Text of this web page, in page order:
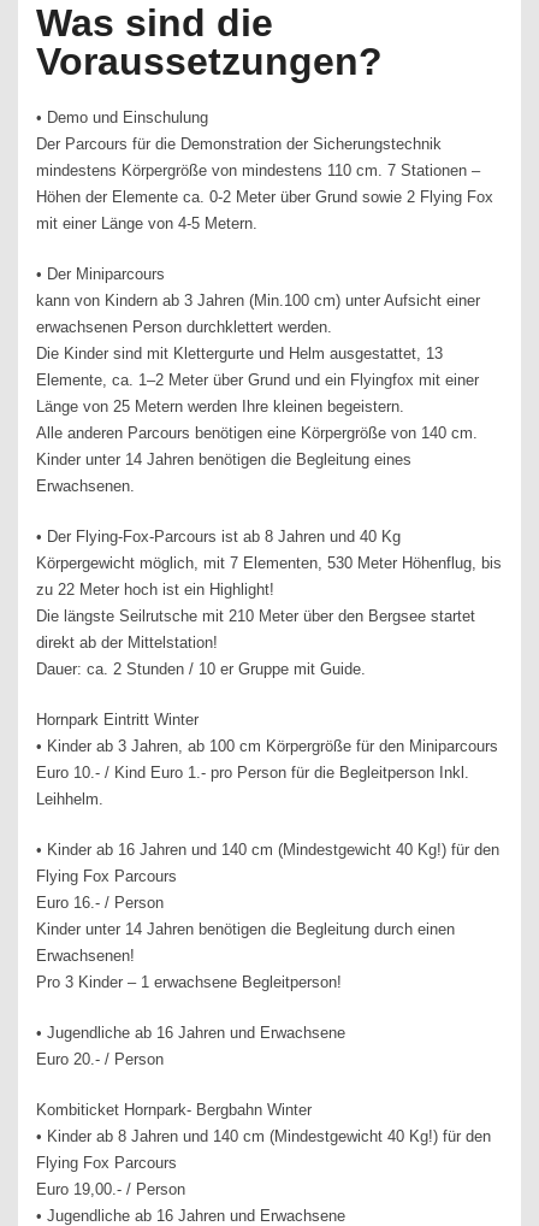
Was sind die
Voraussetzungen?
• Demo und Einschulung
Der Parcours für die Demonstration der Sicherungstechnik
mindestens Körpergröße von mindestens 110 cm. 7 Stationen –
Höhen der Elemente ca. 0-2 Meter über Grund sowie 2 Flying Fox
mit einer Länge von 4-5 Metern.
• Der Miniparcours
kann von Kindern ab 3 Jahren (Min.100 cm) unter Aufsicht einer
erwachsenen Person durchklettert werden.
Die Kinder sind mit Klettergurte und Helm ausgestattet, 13
Elemente, ca. 1–2 Meter über Grund und ein Flyingfox mit einer
Länge von 25 Metern werden Ihre kleinen begeistern.
Alle anderen Parcours benötigen eine Körpergröße von 140 cm.
Kinder unter 14 Jahren benötigen die Begleitung eines
Erwachsenen.
• Der Flying-Fox-Parcours ist ab 8 Jahren und 40 Kg
Körpergewicht möglich, mit 7 Elementen, 530 Meter Höhenflug, bis
zu 22 Meter hoch ist ein Highlight!
Die längste Seilrutsche mit 210 Meter über den Bergsee startet
direkt ab der Mittelstation!
Dauer: ca. 2 Stunden / 10 er Gruppe mit Guide.
Hornpark Eintritt Winter
• Kinder ab 3 Jahren, ab 100 cm Körpergröße für den Miniparcours
Euro 10.- / Kind Euro 1.- pro Person für die Begleitperson Inkl.
Leihhelm.
• Kinder ab 16 Jahren und 140 cm (Mindestgewicht 40 Kg!) für den
Flying Fox Parcours
Euro 16.- / Person
Kinder unter 14 Jahren benötigen die Begleitung durch einen
Erwachsenen!
Pro 3 Kinder – 1 erwachsene Begleitperson!
• Jugendliche ab 16 Jahren und Erwachsene
Euro 20.- / Person
Kombiticket Hornpark- Bergbahn Winter
• Kinder ab 8 Jahren und 140 cm (Mindestgewicht 40 Kg!) für den
Flying Fox Parcours
Euro 19,00.- / Person
• Jugendliche ab 16 Jahren und Erwachsene